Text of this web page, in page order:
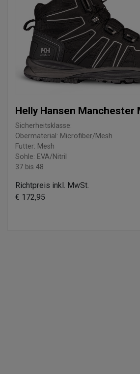
Helly Hansen Manchester
Sicherheitsklasse:
Obermaterial: Microfiber/Mesh
Futter: Mesh
Sohle: EVA/Nitril
37 bis 48
Richtpreis inkl. MwSt.
€ 172,95